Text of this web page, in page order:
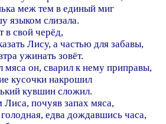
меж тем в единый миг
языком слизала.
в свой черёд,
Лису, а частью для забавы,
ужинать зовёт.
мяса он, сварил к нему приправы,
кусочки накрошил
кувшин сложил.
почуяв запах мяса,
едва дождавшись часа,